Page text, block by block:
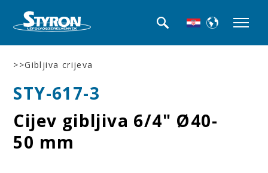
>>Gibljiva crijeva
STY-617-3
Cijev gibljiva 6/4" Ø40-
50 mm